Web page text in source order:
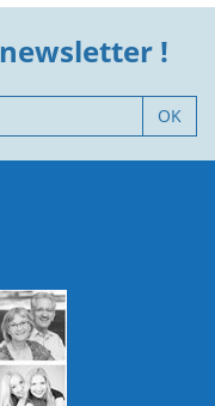
newsletter !
OK